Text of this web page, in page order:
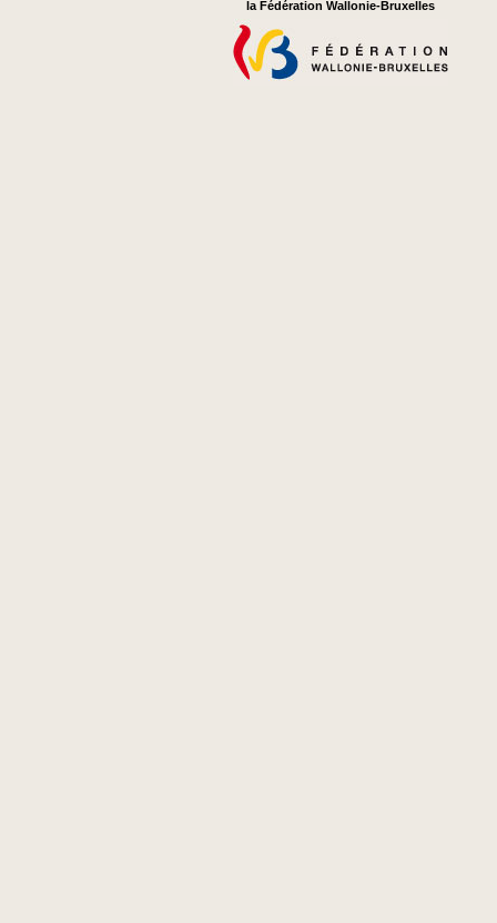
la Fédération Wallonie-Bruxelles